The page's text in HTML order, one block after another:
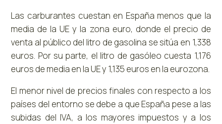
Las carburantes cuestan en España menos que la
media de la UE y la zona euro, donde el precio de
venta al público del litro de gasolina se sitúa en 1,338
euros. Por su parte, el litro de gasóleo cuesta 1,176
euros de media en la UE y 1,135 euros en la eurozona.
El menor nivel de precios finales con respecto a los
países del entorno se debe a que España pese a las
subidas del IVA, a los mayores impuestos y a los